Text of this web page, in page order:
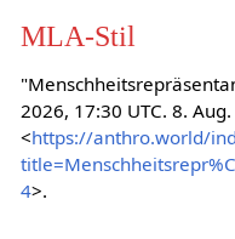
MLA-Stil
2026, 17:30 UTC. 8.
<https://anthro.world/
4>.